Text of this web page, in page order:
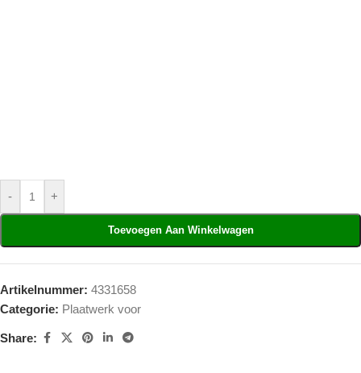
- +
Toevoegen Aan Winkelwagen
Artikelnummer: 4331658
Categorie: Plaatwerk voor
Share: